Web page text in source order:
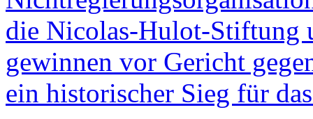
die Nicolas-Hulot-Stiftung
gewinnen vor Gericht
ein historischer Sieg für